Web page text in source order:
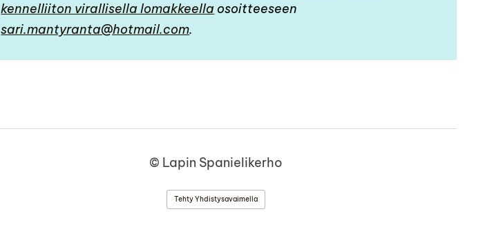
kennelliiton virallisella lomakkeellaosoitteeseen
sari.mantyranta@hotmail.com.
© Lapin Spanielikerho
Tehty Yhdistysavaimella